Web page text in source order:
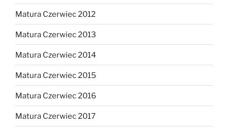
Matura Czerwiec 2012
Matura Czerwiec 2013
Matura Czerwiec 2014
Matura Czerwiec 2015
Matura Czerwiec 2016
Matura Czerwiec 2017